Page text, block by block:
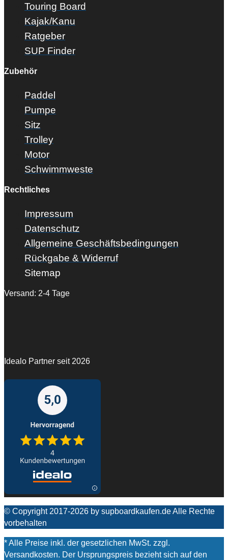
Touring Board
Kajak/Kanu
Ratgeber
SUP Finder
Zubehör
Paddel
Pumpe
Sitz
Trolley
Motor
Schwimmweste
Rechtliches
Impressum
Datenschutz
Allgemeine Geschäftsbedingungen
Rückgabe & Widerruf
Sitemap
Versand: 2-4 Tage
Idealo Partner seit 2026
© Copyright 2017-2026 by supboardkaufen.de Alle Rechte
vorbehalten
* Alle Preise inkl. der gesetzlichen MwSt. zzgl.
Versandkosten. Der Ursprungspreis bezieht sich auf den